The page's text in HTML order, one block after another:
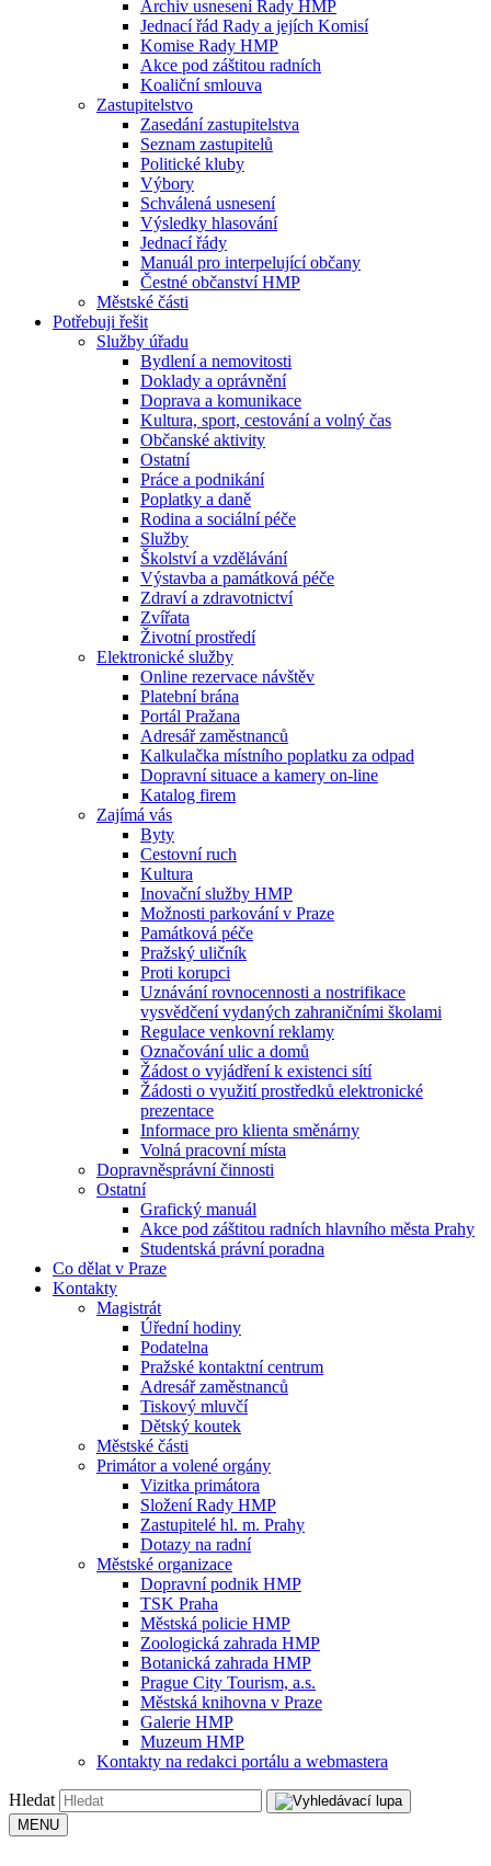
Archiv usnesení Rady HMP
Jednací řád Rady a jejích Komisí
Komise Rady HMP
Akce pod záštitou radních
Koaliční smlouva
Zastupitelstvo
Zasedání zastupitelstva
Seznam zastupitelů
Politické kluby
Výbory
Schválená usnesení
Výsledky hlasování
Jednací řády
Manuál pro interpelující občany
Čestné občanství HMP
Městské části
Potřebuji řešit
Služby úřadu
Bydlení a nemovitosti
Doklady a oprávnění
Doprava a komunikace
Kultura, sport, cestování a volný čas
Občanské aktivity
Ostatní
Práce a podnikání
Poplatky a daně
Rodina a sociální péče
Služby
Školství a vzdělávání
Výstavba a památková péče
Zdraví a zdravotnictví
Zvířata
Životní prostředí
Elektronické služby
Online rezervace návštěv
Platební brána
Portál Pražana
Adresář zaměstnanců
Kalkulačka místního poplatku za odpad
Dopravní situace a kamery on-line
Katalog firem
Zajímá vás
Byty
Cestovní ruch
Kultura
Inovační služby HMP
Možnosti parkování v Praze
Památková péče
Pražský uličník
Proti korupci
Uznávání rovnocennosti a nostrifikace
vysvědčení vydaných zahraničními školami
Regulace venkovní reklamy
Označování ulic a domů
Žádost o vyjádření k existenci sítí
Žádosti o využití prostředků elektronické
prezentace
Informace pro klienta směnárny
Volná pracovní místa
Dopravněsprávní činnosti
Ostatní
Grafický manuál
Akce pod záštitou radních hlavního města Prahy
Studentská právní poradna
Co dělat v Praze
Kontakty
Magistrát
Úřední hodiny
Podatelna
Pražské kontaktní centrum
Adresář zaměstnanců
Tiskový mluvčí
Dětský koutek
Městské části
Primátor a volené orgány
Vizitka primátora
Složení Rady HMP
Zastupitelé hl. m. Prahy
Dotazy na radní
Městské organizace
Dopravní podnik HMP
TSK Praha
Městská policie HMP
Zoologická zahrada HMP
Botanická zahrada HMP
Prague City Tourism, a.s.
Městská knihovna v Praze
Galerie HMP
Muzeum HMP
Kontakty na redakci portálu a webmastera
Hledat
MENU